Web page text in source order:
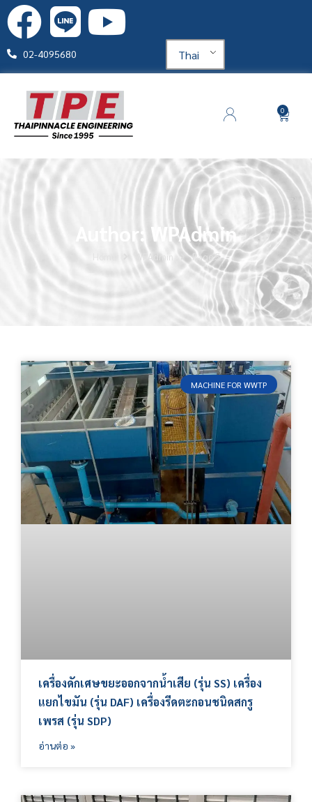
02-4095680 Thai
0
Author: WPAdmin
WPAdmin Page 5
MACHINE FOR WWTP
เครื่องดักเศษขยะออกจากน้ำเสีย (รุ่น SS) เครื่อง
แยกไขมัน (รุ่น DAF) เครื่องรีดตะกอนชนิดสกรู
เพรส (รุ่น SDP)
อ่านต่อ »